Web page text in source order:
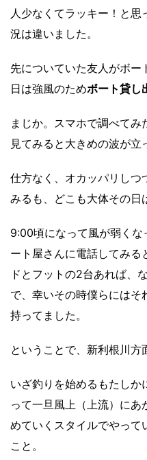
人少なくてラッキー！と
況は違いました。
先についていた友人がボー
日は強風のためボート貸し
まじか。スマホで調べて
見てみると大きめの波が立
仕方なく、オカッパリしつ
みるも、どこも大体その日
9:00頃になって風が弱く
ート屋さんに電話してみる
ドとフットの2台あれば、
で、幸いその時僕らにはそ
持ってました。
ということで、新利根川方
いざ釣りを始めるもたしか
って一旦風上（上流）に
めていくスタイルでやって
こと。